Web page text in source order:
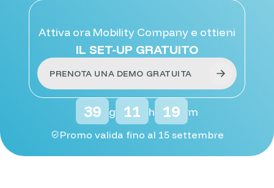
Attiva ora Mobility Company e ottieni
IL SET-UP GRATUITO
PRENOTA UNA DEMO GRATUITA
39 g 11 h 19 m
Promo valida fino al 15 settembre